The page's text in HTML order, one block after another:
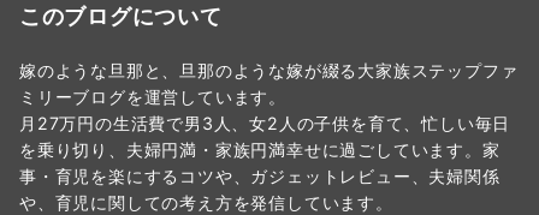
このブログについて
嫁のような旦那と、旦那のような嫁が綴る大家族ステップファ
ミリーブログを運営しています。
月27万円の生活費で男3人、女2人の子供を育て、忙しい毎日
を乗り切り、夫婦円満・家族円満幸せに過ごしています。家
事・育児を楽にするコツや、ガジェットレビュー、夫婦関係
や、育児に関しての考え方を発信しています。